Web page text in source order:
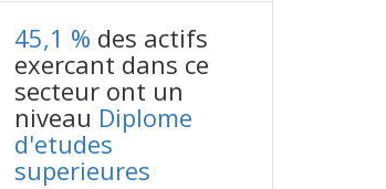
45,1 % des actifs
exercant dans ce
secteur ont un
niveau Diplome
d'etudes
superieures